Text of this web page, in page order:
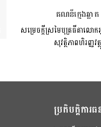
គណនីក្មេងឆ្លាត
សម្រេចក្តីស្រមៃបុត្រធីតាលោ
សុវត្ថិភាពហិរញ្ញវត្ថុ
ប្រតិបត្តិការធ